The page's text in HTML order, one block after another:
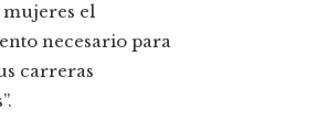
mujeres el
necesario para
carreras